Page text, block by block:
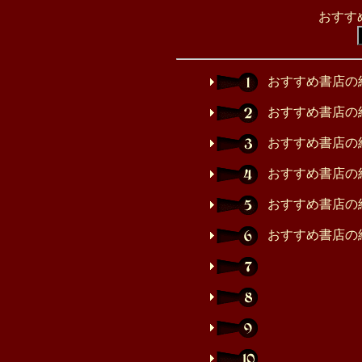
おすす
おすすめ書店の
おすすめ書店の
おすすめ書店の
おすすめ書店の
おすすめ書店の
おすすめ書店の